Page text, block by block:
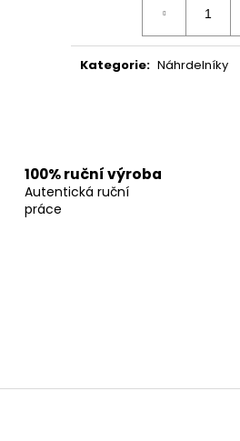
Kategorie: Náhrdelníky
100% ruční výroba
Autentická ruční
práce